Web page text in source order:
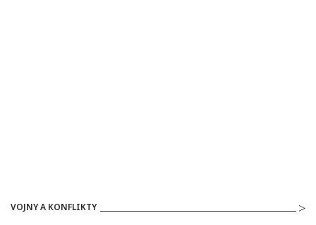
VOJNY A KONFLIKTY